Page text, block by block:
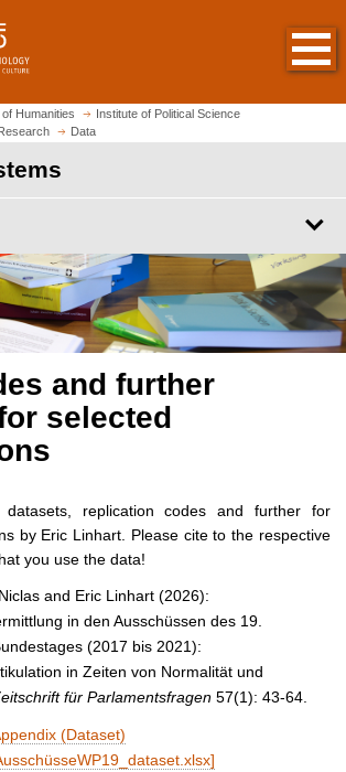
Humanities
Institute of Political Science
Data
and further
selected
replication codes and further for
by Eric Linhart. Please cite to the respective
you use the data!
and Eric Linhart (2026):
in den Ausschüssen des 19.
(2017 bis 2021):
in Zeiten von Normalität und
für Parlamentsfragen 57(1): 43-64.
(Dataset)